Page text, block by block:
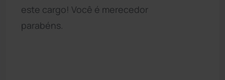
este cargo! Você é merecedor
parabéns.